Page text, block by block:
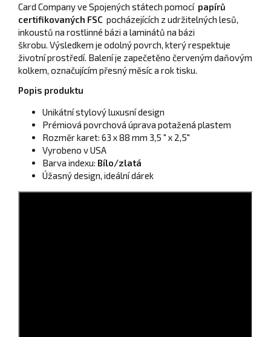
Card Company ve Spojených státech pomocí papírů
certifikovaných FSC pocházejících z udržitelných lesů,
inkoustů na rostlinné bázi a laminátů na bázi
škrobu. Výsledkem je odolný povrch, který respektuje
životní prostředí. Balení je zapečetěno červeným daňovým
kolkem, označujícím přesný měsíc a rok tisku.
Popis produktu
Unikátní stylový luxusní design
Prémiová povrchová úprava potažená plastem
Rozměr karet: 63 x 88 mm 3,5 " x 2,5"
Vyrobeno v USA
Barva indexu: Bílo/zlatá
Úžasný design, ideální dárek